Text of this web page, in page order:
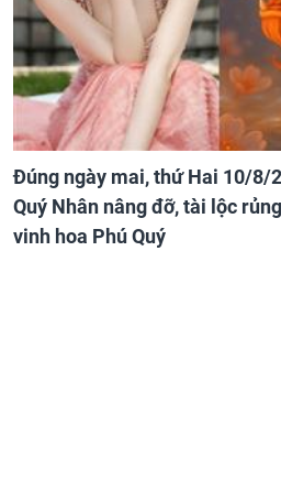
Đúng ngày mai, thứ Hai 10/8/
Quý Nhân nâng đỡ, tài lộc
vinh hoa Phú Quý